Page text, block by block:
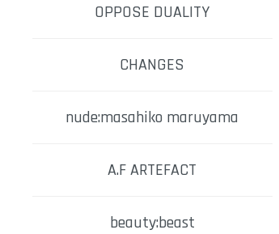
OPPOSE DUALITY
CHANGES
nude:masahiko maruyama
A.F ARTEFACT
beauty:beast